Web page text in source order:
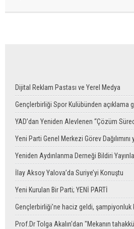
Dijital Reklam Pastası ve Yerel Medya
Gençlerbirliği Spor Kulübünden açıklama
YAD’dan Yeniden Alevlenen “Çözüm
Yeni Parti Genel Merkezi Görev Dağılımını
Yeniden Aydınlanma Derneği Bildiri
İlay Aksoy Yalova’da Suriye’yi Konuştu
Yeni Kurulan Bir Parti; YENİ PARTİ
Gençlerbirliği'ne haciz geldi, şampiyonluk
Prof.Dr Tolga Akalın'dan "Mekanın